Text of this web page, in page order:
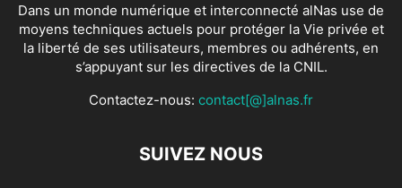
Dans un monde numérique et interconnecté alNas use de
moyens techniques actuels pour protéger la Vie privée et
la liberté de ses utilisateurs, membres ou adhérents, en
s’appuyant sur les directives de la CNIL.
Contactez-nous: contact[@]alnas.fr
SUIVEZ NOUS